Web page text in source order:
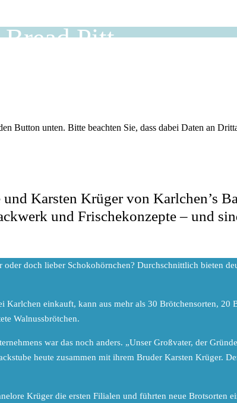
Pitt
Button unten. Bitte beachten Sie, dass dabei Daten an
Karsten Krüger von Karlchen’s
und Frischekonzepte – und
doch lieber Schokohörnchen? Durchschnittlich bieten
einkauft, kann aus mehr als 30 Brötchensorten, 20
Walnussbrötchen.
war das noch anders. „Unser Großvater, der
heute zusammen mit ihrem Bruder Karsten Krüger.
Krüger die ersten Filialen und führten neue Brotsorten